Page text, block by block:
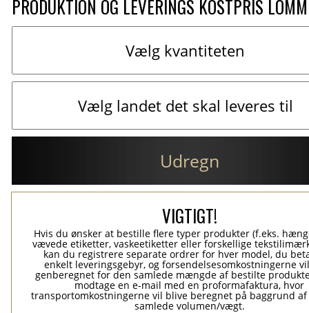
PRODUKTION OG LEVERINGS KOSTPRIS
Udregn
VIGTIGT!
Hvis du ønsker at bestille flere typer produkter (f.eks.
vævede etiketter, vaskeetiketter eller forskellige
kan du registrere separate ordrer for hver model, du
enkelt leveringsgebyr, og forsendelsesomkostningerne
genberegnet for den samlede mængde af bestilte
modtage en e-mail med en proformafaktura, hvor
transportomkostningerne vil blive beregnet på baggrund af
samlede volumen/vægt.